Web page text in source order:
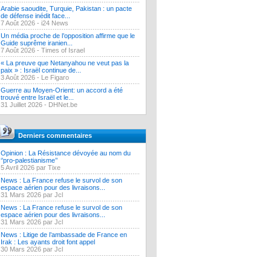
Arabie saoudite, Turquie, Pakistan : un pacte
de défense inédit face...
7 Août 2026 - i24 News
Un média proche de l’opposition affirme que le
Guide suprême iranien...
7 Août 2026 - Times of Israel
« La preuve que Netanyahou ne veut pas la
paix » : Israël continue de...
3 Août 2026 - Le Figaro
Guerre au Moyen-Orient: un accord a été
trouvé entre Israël et le...
31 Juillet 2026 - DHNet.be
Derniers commentaires
Opinion : La Résistance dévoyée au nom du
‘’pro-palestianisme’’
5 Avril 2026 par Tixe
News : La France refuse le survol de son
espace aérien pour des livraisons...
31 Mars 2026 par Jcl
News : La France refuse le survol de son
espace aérien pour des livraisons...
31 Mars 2026 par Jcl
News : Litige de l’ambassade de France en
Irak : Les ayants droit font appel
30 Mars 2026 par Jcl